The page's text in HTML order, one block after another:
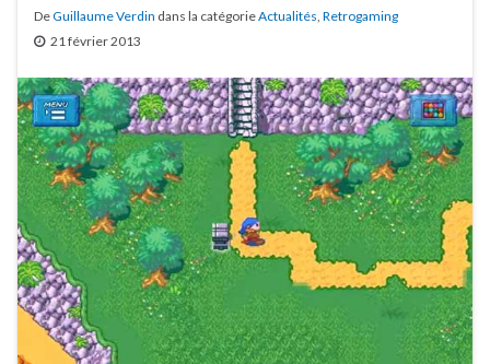
DeGuillaume Verdin dans la catégorieActualités Retrogaming
21 février 2013